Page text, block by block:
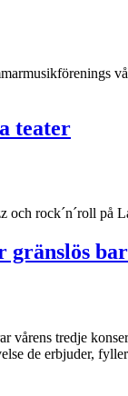
teater
rock´n´roll på
gränslös
vårens tredje
de erbjuder,